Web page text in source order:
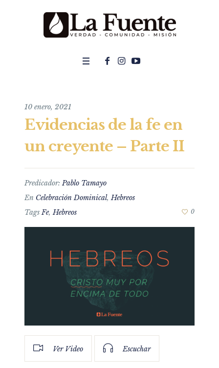
10 enero, 2021
Evidencias de la fe en
un creyente – Parte II
Predicador:Pablo Tamayo
En Celebración Dominical,Hebreos
TagsFe,Hebreos 0
Ver Video Escuchar